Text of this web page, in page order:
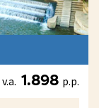
v.a. 1.898 p.p.